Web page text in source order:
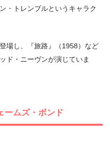
・トレンブルというキャラク
場し、『旅路』（1958）など
ド・ニーヴンが演じていま
ームズ・ボンド